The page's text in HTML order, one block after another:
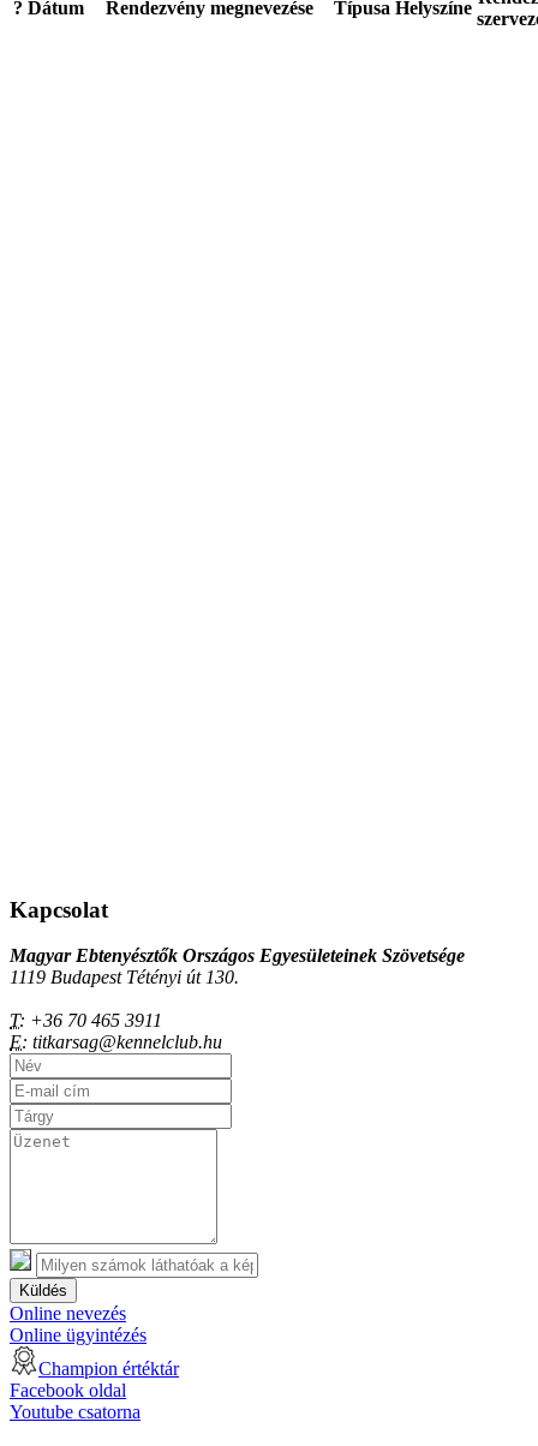
? Dátum Rendezvény megnevezése Típusa Helyszíne
Kapcsolat
Magyar Ebtenyésztők Országos Egyesületeinek Szövetsége
1119 Budapest Tétényi út 130.
T: +36 70 465 3911
E: titkarsag@kennelclub.hu
Küldés
Online nevezés
Online ügyintézés
Champion értéktár
Facebook oldal
Youtube csatorna